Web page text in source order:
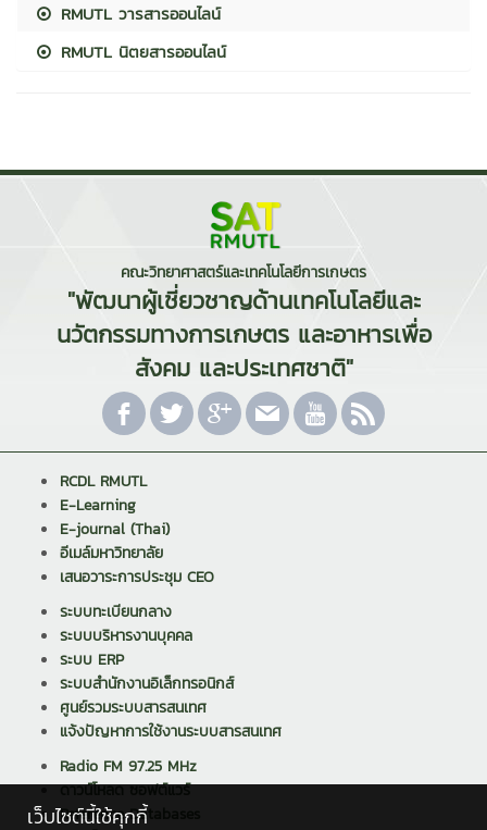
RMUTL วารสารออนไลน์
RMUTL นิตยสารออนไลน์
คณะวิทยาศาสตร์และเทคโนโลยีการเกษตร
"พัฒนาผู้เชี่ยวชาญด้านเทคโนโลยีและ
นวัตกรรมทางการเกษตร และอาหารเพื่อ
สังคม และประเทศชาติ"
RCDL RMUTL
E-Learning
E-journal (Thai)
อีเมล์มหาวิทยาลัย
เสนอวาระการประชุม CEO
ระบบทะเบียนกลาง
ระบบบริหารงานบุคคล
ระบบ ERP
ระบบสำนักงานอิเล็กทรอนิกส์
ศูนย์รวมระบบสารสนเทศ
แจ้งปัญหาการใช้งานระบบสารสนเทศ
Radio FM 97.25 MHz
ดาวน์โหลด ซอฟต์แวร์
Reference Databases
เว็บไซต์นี้ใช้คุกกี้